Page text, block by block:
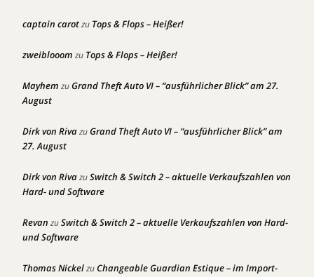
captain carotzu Tops & Flops – Heißer!
zweiblooom zu Tops & Flops – Heißer!
Mayhem zuGrand Theft Auto VI – “ausführlicher Blick” am 27.
August
Dirk von RivazuGrand Theft Auto VI – “ausführlicher Blick” am
27. August
Dirk von RivazuSwitch & Switch 2 – aktuelle Verkaufszahlen von
Hard- und Software
Revan zuSwitch & Switch 2 – aktuelle Verkaufszahlen von Hard-
und Software
Thomas NickelzuChangeable Guardian Estique – im Import-